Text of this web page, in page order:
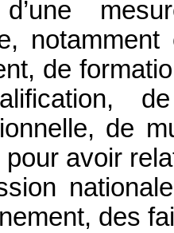
d’une
de
de
avoir
des